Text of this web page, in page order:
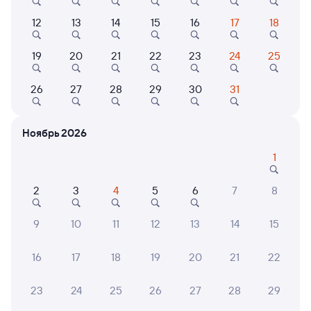
331Й Проходящий 7
Тюмень
04:48 13:03
8 ч 15 м в пути
от 1 ⁠195 ⁠₽ 1 ⁠796 ⁠₽
Выберите дату
12 ч 2 м в пути
12 13 14 15 16 17 18
19 20 21 22 23 24 25
26 27 28 29 30 31
Ноябрь 2026
1
2 3 4 5 6 7 8
9 10 11 12 13 14 15
16 17 18 19 20 21 22
23 24 25 26 27 28 29